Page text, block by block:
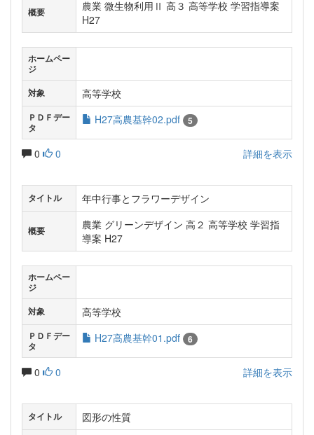
概要
農業 微生物利用Ⅱ 高３ 高等学校 学習指導案
H27
ホームペー
ジ
対象
高等学校
ＰＤＦデー
タ
H27高農基幹02.pdf 5
0 0 詳細を表示
タイトル 年中行事とフラワーデザイン
概要
農業 グリーンデザイン 高２ 高等学校 学習指
導案 H27
ホームペー
ジ
対象
高等学校
ＰＤＦデー
タ
H27高農基幹01.pdf 6
0 0 詳細を表示
タイトル 図形の性質